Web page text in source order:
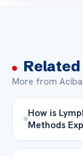
More from
How is
Methods